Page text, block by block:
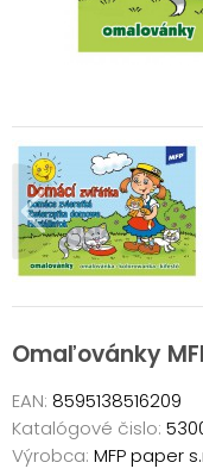
Omaľovánky
EAN: 8595138516209
Katalógové čislo:
Výrobca: MFP paper